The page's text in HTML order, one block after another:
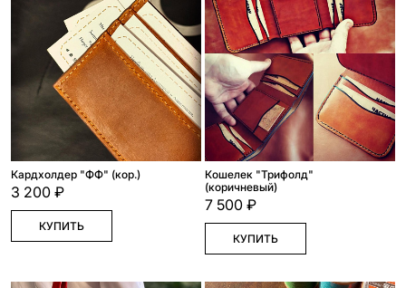
Кардхолдер "ФФ" (кор.)
3 200 ₽
КУПИТЬ
Кошелек "Трифолд"
(коричневый)
7 500 ₽
КУПИТЬ